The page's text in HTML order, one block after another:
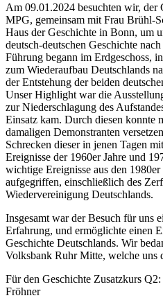
Am 09.01.2024 besuchten wir, der
MPG, gemeinsam mit Frau Brühl-
Haus der Geschichte in Bonn, um
deutsch-deutschen Geschichte
Führung begann im Erdgeschoss,
zum Wiederaufbau Deutschlands
der Entstehung der beiden
Unser Highlight war die
zur Niederschlagung des
Einsatz kam. Durch diesen konnte
damaligen Demonstranten
Schrecken dieser in jenen Tagen
Ereignisse der 1960er Jahre und
wichtige Ereignisse aus den 1980er
aufgegriffen, einschließlich des
Wiedervereinigung Deutschlands.
Insgesamt war der Besuch für uns
Erfahrung, und ermöglichte einen
Geschichte Deutschlands. Wir
Volksbank Ruhr Mitte, welche uns
Für den Geschichte Zusatzkurs
Fröhner